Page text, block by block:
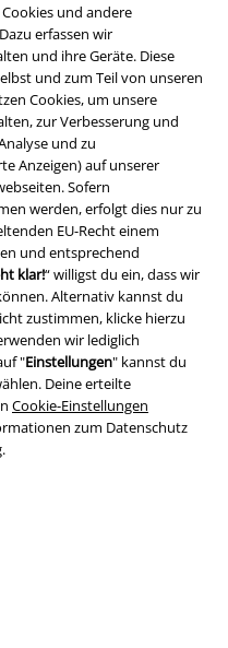
und andere
erfassen wir
und ihre Geräte. Diese
und zum Teil von unseren
Cookies, um unsere
zur Verbesserung und
und zu
Anzeigen) auf unserer
Sofern
werden, erfolgt dies nur zu
EU-Recht einem
und entsprechend
klar!“ willigst du ein, dass wir
Alternativ kannst du
zustimmen, klicke hierzu
wir lediglich
"Einstellungen" kannst du
Deine erteilte
Cookie-Einstellungen
zum Datenschutz
.